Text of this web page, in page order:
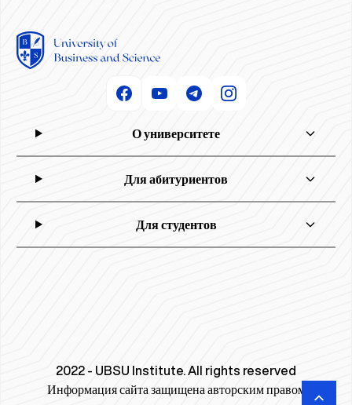
О университете
Для абитуриентов
Для студентов
2022 - UBSU Institute. All rights reserved
Информация сайта защищена авторским правом